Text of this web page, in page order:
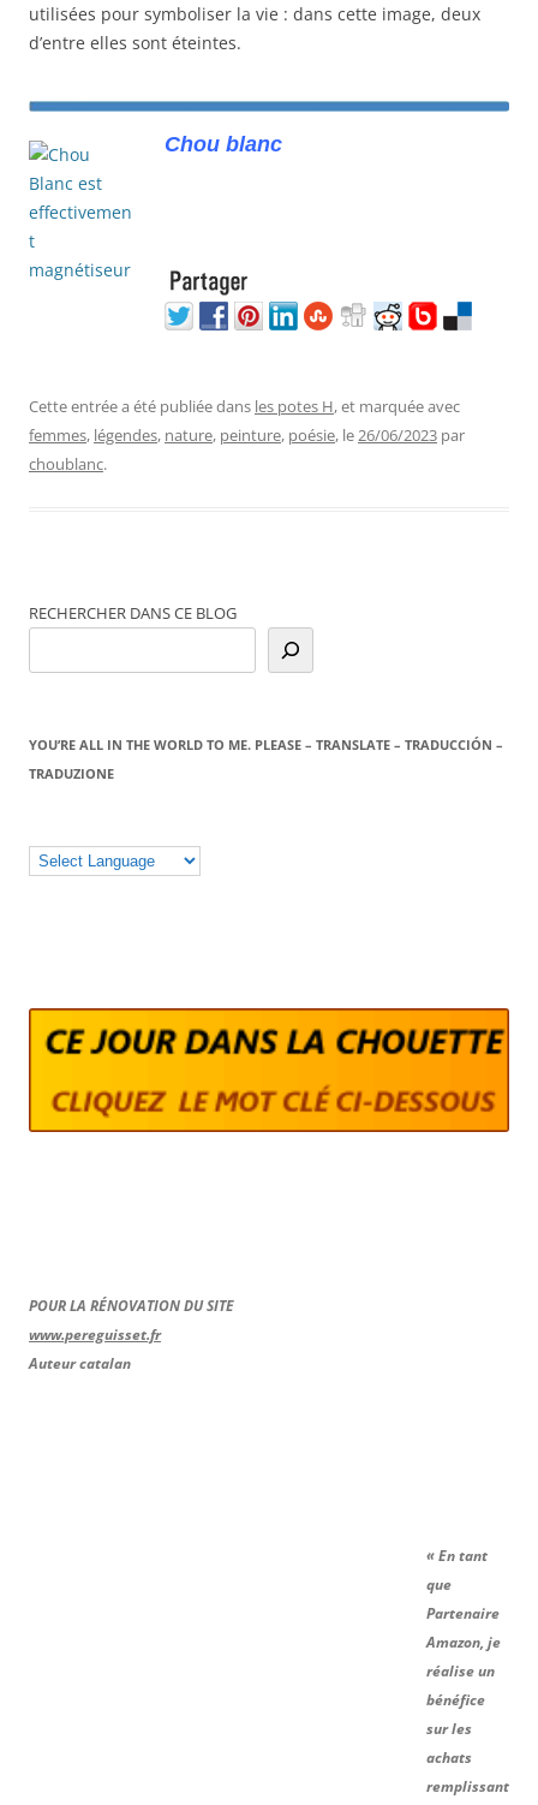
utilisées pour symboliser la vie : dans cette image, deux
d’entre elles sont éteintes.
Chou blanc
Cette entrée a été publiée dans les potes H, et marquée avec
femmes, légendes, nature, peinture, poésie, le26/06/2023 par
choublanc.
RECHERCHER DANS CE BLOG
YOU’RE ALL IN THE WORLD TO ME. PLEASE – TRANSLATE – TRADUCCIÓN –
TRADUZIONE
POUR LA RÉNOVATION DU SITE
www.pereguisset.fr
Auteur catalan
« En tant
que
Partenaire
Amazon, je
réalise un
bénéfice
sur les
achats
remplissant